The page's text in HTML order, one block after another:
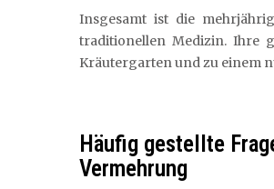
Insgesamt ist die
traditionellen Medizin. Ihre
Kräutergarten und zu einem
Häufig gestellte
Vermehrung